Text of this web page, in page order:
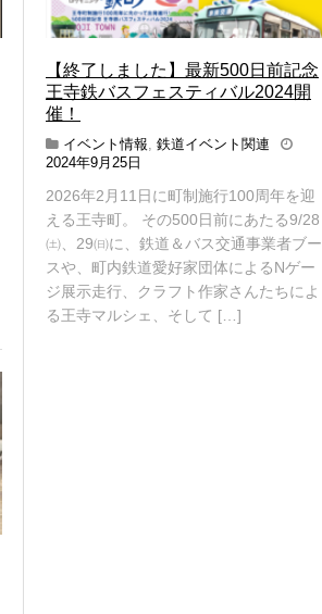
【終了しました】最新500日前記念
王寺鉄バスフェスティバル2024開
催！
イベント情報, 鉄道イベント関連
2024年9月25日
2
4
年
1
0
月
7
2026年2月11日に町制施行100周年を迎
える王寺町。 その500日前にあたる9/28
㈯、29㈰に、鉄道＆バス交通事業者ブー
スや、町内鉄道愛好家団体によるNゲー
ジ展示走行、クラフト作家さんたちによ
る王寺マルシェ、そして […]